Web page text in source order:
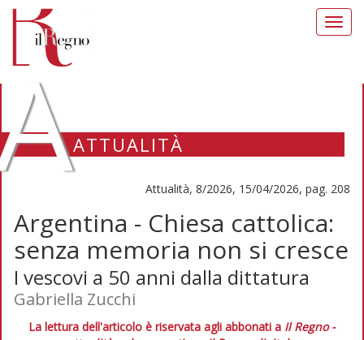
ATTUALITÀ
Attualità, 8/2026, 15/04/2026, pag. 208
Argentina - Chiesa cattolica:
senza memoria non si cresce
I vescovi a 50 anni dalla dittatura
Gabriella Zucchi
La lettura dell'articolo è riservata agli abbonati a Il Regno -